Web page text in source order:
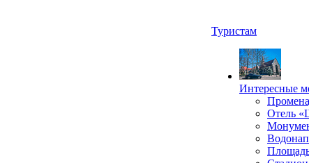
Туристам
Интересные
Отель